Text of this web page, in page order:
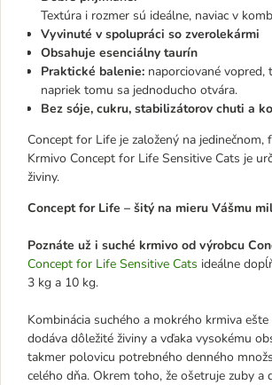
Textúra i rozmer sú ideálne, naviac v
Vyvinuté v spolupráci so zverolekármi
Obsahuje esenciálny taurín
Praktické balenie: naporciované
napriek tomu sa jednoducho otvára.
Bez sóje, cukru, stabilizátorov chuti a
Concept for Life je založený na
Krmivo Concept for Life Sensitive Cats je
živiny.
Concept for Life – šitý na mieru Vášmu
Poznáte už i suché krmivo od výrobcu
Concept for Life Sensitive Cats ideálne
3 kg a 10 kg.
Kombinácia suchého a mokrého krmiva
dodáva dôležité živiny a vďaka vysokému
takmer polovicu potrebného denného
celého dňa. Okrem toho, že ošetruje zuby